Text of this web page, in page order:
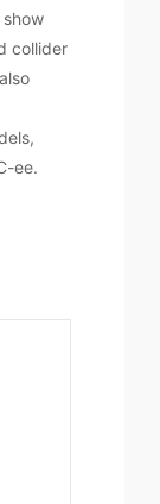
collider
ee.